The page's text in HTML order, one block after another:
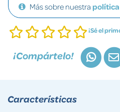
Más sobre nuestra
¡Sé el
¡Compártelo!
Características